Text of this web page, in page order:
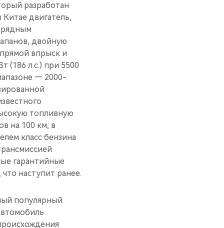
разработан
двигатель,
рядным
двойную
впрыск и
(186 л.с.) при 5500
— 2000-
топливную
на 100 км, в
класс бензина
гарантийные
наступит ранее.
популярный